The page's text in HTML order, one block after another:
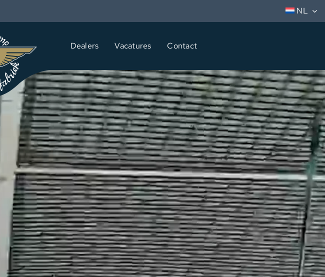
NL
Dealers Vacatures Contact